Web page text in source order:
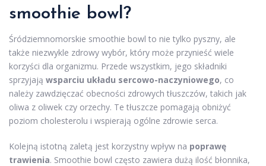
smoothie bowl?
Śródziemnomorskie smoothie bowl to nie tylko pyszny, ale
także niezwykle zdrowy wybór, który może przynieść wiele
korzyści dla organizmu. Przede wszystkim, jego składniki
sprzyjają wsparciu układu sercowo-naczyniowego, co
należy zawdzięczać obecności zdrowych tłuszczów, takich jak
oliwa z oliwek czy orzechy. Te tłuszcze pomagają obniżyć
poziom cholesterolu i wspierają ogólne zdrowie serca.
Kolejną istotną zaletą jest korzystny wpływ na poprawę
trawienia. Smoothie bowl często zawiera dużą ilość błonnika,